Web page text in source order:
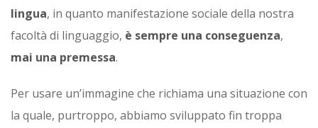
lingua, in quanto manifestazione sociale della nostra
facoltà di linguaggio, è sempre una conseguenza,
mai una premessa.
Per usare un’immagine che richiama una situazione con
la quale, purtroppo, abbiamo sviluppato fin troppa